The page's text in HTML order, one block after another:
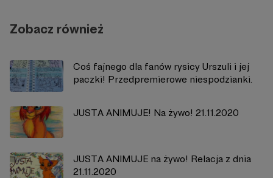
Zobacz również
Coś fajnego dla fanów rysicy Urszuli i jej
paczki! Przedpremierowe niespodzianki.
JUSTA ANIMUJE! Na żywo! 21.11.2020
JUSTA ANIMUJE na żywo! Relacja z dnia
21.11.2020